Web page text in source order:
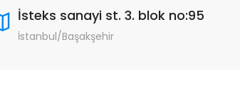
İsteks sanayi st. 3. blok no:95
İstanbul/Başakşehir